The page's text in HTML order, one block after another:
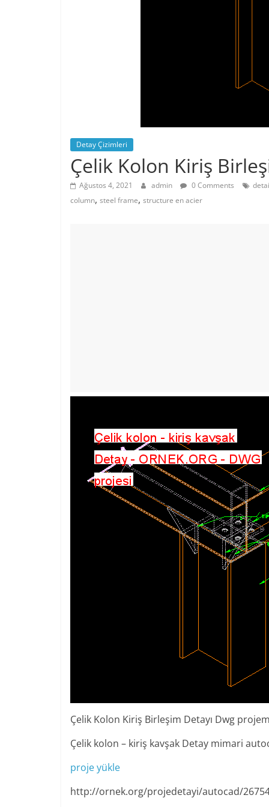
Detay Çizimleri
Çelik Kolon Kiriş
Ağustos 4, 2021 admin 0 Comments
column, steel frame, structure en acier
Çelik Kolon Kiriş Birleşim Detayı Dwg
Çelik kolon – kiriş kavşak Detay mimari
proje yükle
http://ornek.org/projedetayi/autocad/